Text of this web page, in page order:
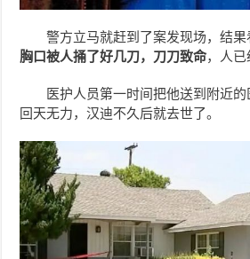
警方立马就赶到了案发现场，结果
胸口被人捅了好几刀，刀刀致命，人已
医护人员第一时间把他送到附近
回天无力，汉迪不久后就去世了。